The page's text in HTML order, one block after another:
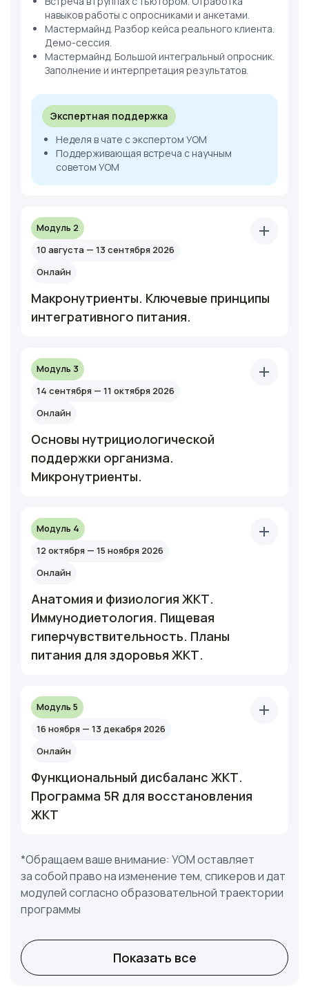
навыков работы с опросниками и анкетами.
Мастермайнд. Разбор кейса реального клиента.
Демо-сессия.
Мастермайнд. Большой интегральный опросник.
Заполнение и интерпретация результатов.
Экспертная поддержка
Неделя в чате с экспертом УОМ
Поддерживающая встреча с научным
советом УОМ
Модуль 2
10 августа — 13 сентября 2026
Онлайн
Макронутриенты. Ключевые принципы
интегративного питания.
Модуль 3
14 сентября — 11 октября 2026
Онлайн
Основы нутрициологической
поддержки организма.
Микронутриенты.
Модуль 4
12 октября — 15 ноября 2026
Онлайн
Анатомия и физиология ЖКТ.
Иммунодиетология. Пищевая
гиперчувствительность. Планы
питания для здоровья ЖКТ.
Модуль 5
16 ноября — 13 декабря 2026
Онлайн
Функциональный дисбаланс ЖКТ.
Программа 5R для восстановления
ЖКТ
*Обращаем ваше внимание: УОМ оставляет
за собой право на изменение тем, спикеров и дат
модулей согласно образовательной траектории
программы
Показать все